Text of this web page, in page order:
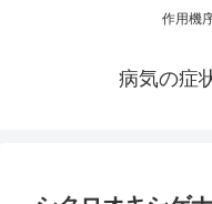
作用機
病気の症